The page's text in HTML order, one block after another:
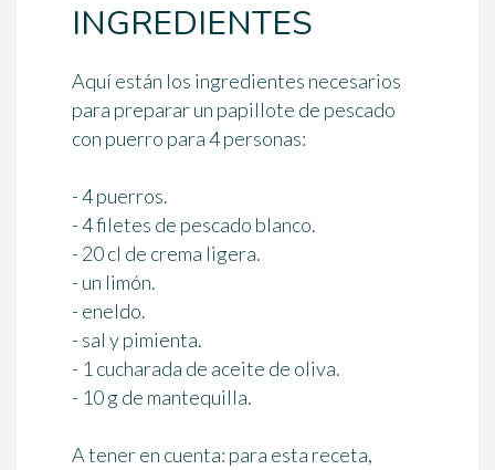
INGREDIENTES
Aquí están los ingredientes necesarios
para preparar un papillote de pescado
con puerro para 4 personas:
- 4 puerros.
- 4 filetes de pescado blanco.
- 20 cl de crema ligera.
- un limón.
- eneldo.
- sal y pimienta.
- 1 cucharada de aceite de oliva.
- 10 g de mantequilla.
A tener en cuenta: para esta receta,